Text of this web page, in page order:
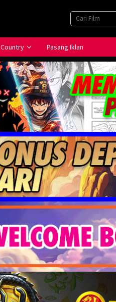
Country Pasang Iklan